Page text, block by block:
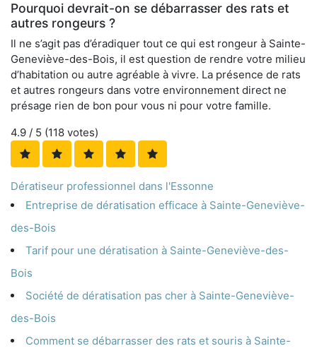
Pourquoi devrait-on se débarrasser des rats et
autres rongeurs ?
Il ne s’agit pas d’éradiquer tout ce qui est rongeur à Sainte-
Geneviève-des-Bois, il est question de rendre votre milieu
d’habitation ou autre agréable à vivre. La présence de rats
et autres rongeurs dans votre environnement direct ne
présage rien de bon pour vous ni pour votre famille.
4.9 / 5 (118 votes)
Dératiseur professionnel dans l'Essonne
Entreprise de dératisation efficace à Sainte-Geneviève-
des-Bois
Tarif pour une dératisation à Sainte-Geneviève-des-
Bois
Société de dératisation pas cher à Sainte-Geneviève-
des-Bois
Comment se débarrasser des rats et souris à Sainte-